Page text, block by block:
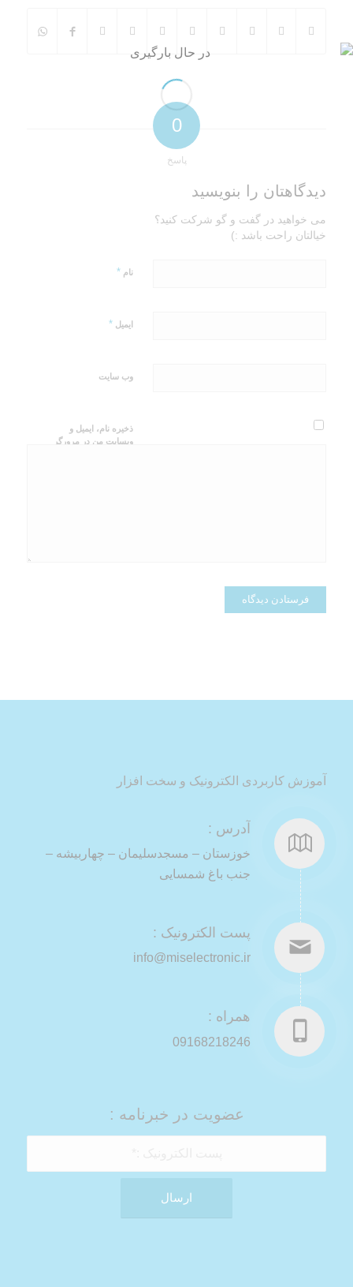
0
پاسخ
دیدگاهتان را بنویسید
می خواهید در گفت و گو شرکت کنید؟
خیالتان راحت باشد :)
نام *
ایمیل *
وب‌ سایت
ذخیره نام، ایمیل و
وبسایت من در مرورگر
آموزش کاربردی الکترونیک و سخت افزار
آدرس :
خوزستان – مسجدسلیمان – چهاربیشه –
جنب باغ شمسایی
پست الکترونیک :
info@miselectronic.ir
همراه :
09168218246
عضویت در خبرنامه :